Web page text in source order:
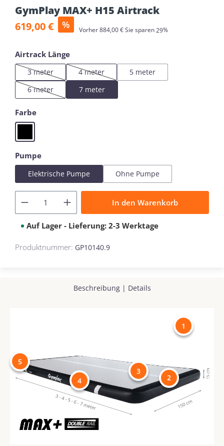
GymPlay MAX+ H15 Airtrack
Verkaufspreis:
619,00 € % VorherRegulärer Preis:
884,00 €Sie sparen29%
Airtrack Längeauswählen
3 meter
(Diese Option ist zurzeit nicht verfügbar.)
4 meter
(Diese Option ist zurzeit nicht verfügbar.)
5 meter
6 meter
(Diese Option ist zurzeit nicht verfügbar.)
7 meter
Farbeauswählen
Black
Pumpeauswählen
Elektrische Pumpe Ohne Pumpe
In den Warenkorb
Auf Lager - Lieferung: 2-3 Werktage
Produktnummer: GP10140.9
Beschreibung| Details
1
2
3
4
5